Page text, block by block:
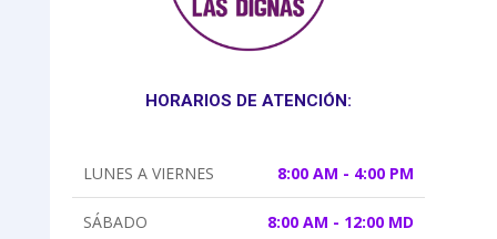
HORARIOS DE ATENCIÓN:
LUNES A VIERNES 8:00 AM - 4:00 PM
SÁBADO 8:00 AM - 12:00 MD